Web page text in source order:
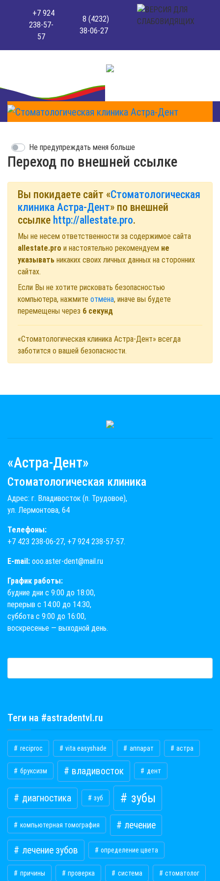
+7 924
238-57-
57
8 (4232)
38-06-27
Переход по внешней ссылке
Не предупреждать меня больше
Вы покидаете сайт «Стоматологическая
клиника Астра-Дент» по внешней
ссылке http://allestate.pro.
Мы не несем ответственности за содержимое сайта
allestate.pro и настоятельно рекомендуем не
указывать никаких своих личных данных на сторонних
сайтах.
Если Вы не хотите рисковать безопасностью
компьютера, нажмите отмена, иначе вы будете
перемещены через 6 секунд
«Стоматологическая клиника Астра-Дент» всегда
заботится о вашей безопасности.
«Астра-Дент»
Стоматологическая клиника
Адрес: г. Владивосток (п. Трудовое),
ул. Лермонтова, 64
Телефоны:
+7 423 238-06-27, +7 924 238-57-57.
E-mail: ooo.aster-dent@mail.ru
График работы:
будние дни с 9:00 до 18:00,
перерыв с 14:00 до 14:30,
суббота с 9:00 до 16:00,
воскресенье — выходной день.
Теги на #astradentvl.ru
reciproc vita easyshade аппарат астра
бруксизм владивосток дент
диагностика зуб зубы
компьютерная томография лечение
лечение зубов определение цвета
причины проверка система стоматолог